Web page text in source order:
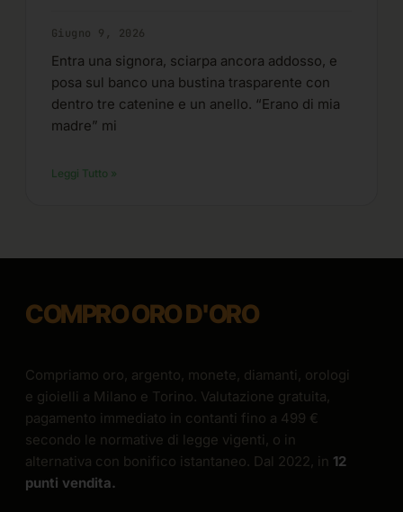
Giugno 9, 2026
Entra una signora, sciarpa ancora addosso, e
posa sul banco una bustina trasparente con
dentro tre catenine e un anello. “Erano di mia
madre” mi
Leggi Tutto »
COMPRO ORO D'ORO
Compriamo oro, argento, monete, diamanti, orologi
e gioielli a Milano e Torino. Valutazione gratuita,
pagamento immediato in contanti fino a 499 €
secondo le normative di legge vigenti, o in
alternativa con bonifico istantaneo. Dal 2022, in 12
punti vendita.